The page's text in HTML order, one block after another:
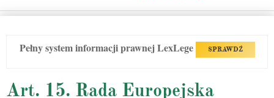
Pełny system informacji prawnej LexLege SPRAWDŹ
Art. 15. Rada Europejska